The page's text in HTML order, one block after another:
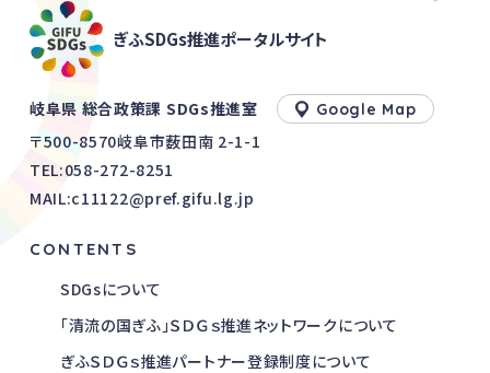
ぎふSDGs推進ポータルサイト
岐阜県 総合政策課 SDGs推進室 Google Map
〒500-8570岐阜市薮田南 2-1-1
TEL:058-272-8251
MAIL:c11122@pref.gifu.lg.jp
CONTENTS
SDGsについて
「清流の国ぎふ」ＳＤＧｓ推進ネットワークについて
ぎふＳＤＧｓ推進パートナー登録制度について